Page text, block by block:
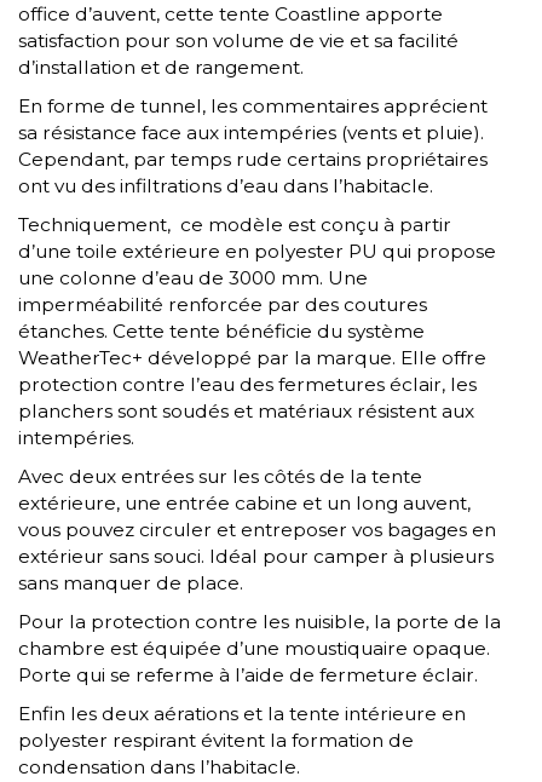
office d’auvent, cette tente Coastline apporte
satisfaction pour son volume de vie et sa facilité
d’installation et de rangement.
En forme de tunnel, les commentaires apprécient
sa résistance face aux intempéries (vents et pluie).
Cependant, par temps rude certains propriétaires
ont vu des infiltrations d’eau dans l’habitacle.
Techniquement, ce modèle est conçu à partir
d’une toile extérieure en polyester PU qui propose
une colonne d’eau de 3000 mm. Une
imperméabilité renforcée par des coutures
étanches. Cette tente bénéficie du système
WeatherTec+ développé par la marque. Elle offre
protection contre l’eau des fermetures éclair, les
planchers sont soudés et matériaux résistent aux
intempéries.
Avec deux entrées sur les côtés de la tente
extérieure, une entrée cabine et un long auvent,
vous pouvez circuler et entreposer vos bagages en
extérieur sans souci. Idéal pour camper à plusieurs
sans manquer de place.
Pour la protection contre les nuisible, la porte de la
chambre est équipée d’une moustiquaire opaque.
Porte qui se referme à l’aide de fermeture éclair.
Enfin les deux aérations et la tente intérieure en
polyester respirant évitent la formation de
condensation dans l’habitacle.